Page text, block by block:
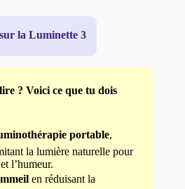
la Luminette 3
? Voici ce que tu dois
portable,
la lumière naturelle pour
l’humeur.
en réduisant la